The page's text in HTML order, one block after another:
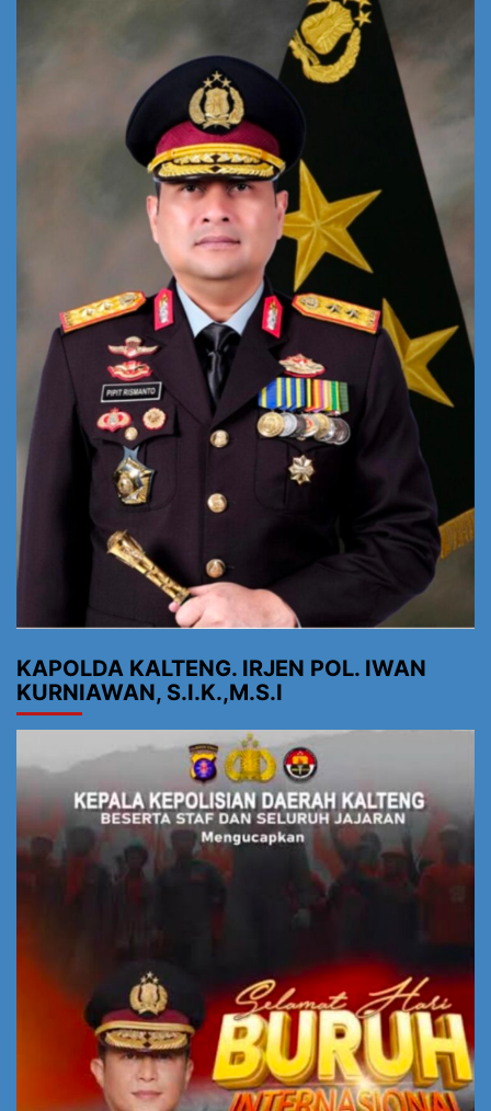
KAPOLDA KALTENG. IRJEN POL. IWAN
KURNIAWAN, S.I.K.,M.S.I